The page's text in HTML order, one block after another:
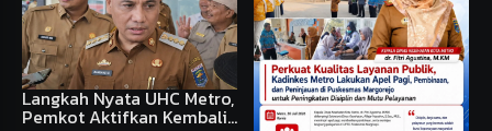
Langkah Nyata UHC Metro,
Pemkot Aktifkan Kembali…